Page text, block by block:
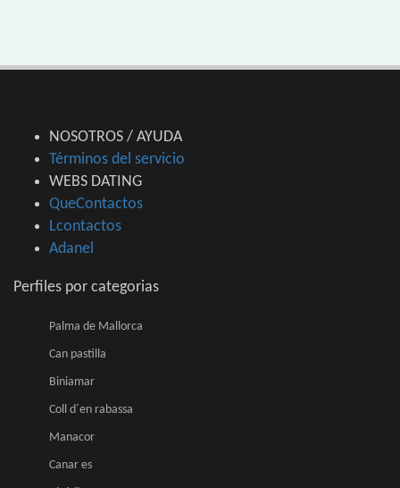
NOSOTROS / AYUDA
Términos del servicio
WEBS DATING
QueContactos
Lcontactos
Adanel
Perfiles por categorias
Palma de Mallorca
Can pastilla
Biniamar
Coll d´en rabassa
Manacor
Canar es